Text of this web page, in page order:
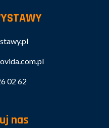
02 62
nas